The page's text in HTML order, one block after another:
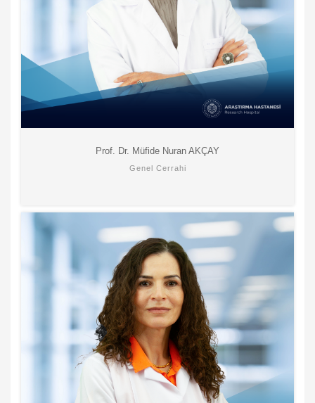
Prof. Dr. Müfide Nuran AKÇAY
Genel Cerrahi